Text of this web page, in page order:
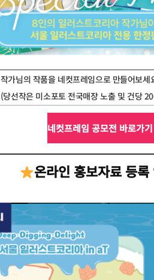
작가님의 작품을 네컷프레임으로 만들어보세
(당선작은 미소포토 전국매장 노출 및 건당
네컷프레임 공모전 바로가
온라인 홍보자료 등록